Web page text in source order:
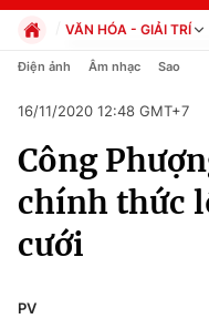
Chuyên mục
Chính trị
Xã hội
Pháp luật
VĂN HÓA - GIẢI TRÍ
Chính trị
Pháp luật
Kinh tế
Thể thao
Truyền hình
Văn hóa - Giải trí
Điện ảnh Âm nhạc Sao
16/11/2020 12:48 GMT+7
Công
chính thức
cưới
PV